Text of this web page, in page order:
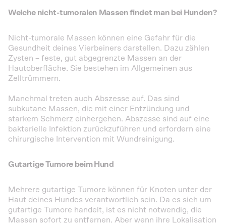
Welche nicht-tumoralen Massen findet man bei Hunden?
Nicht-tumorale Massen können eine Gefahr für die
Gesundheit deines Vierbeiners darstellen. Dazu zählen
Zysten – feste, gut abgegrenzte Massen an der
Hautoberfläche. Sie bestehen im Allgemeinen aus
Zelltrümmern.
Manchmal treten auch Abszesse auf. Das sind
subkutane Massen, die mit einer Entzündung und
starkem Schmerz einhergehen. Abszesse sind auf eine
bakterielle Infektion zurückzuführen und erfordern eine
chirurgische Intervention mit Wundreinigung.
Gutartige Tumore beim Hund
Mehrere gutartige Tumore können für Knoten unter der
Haut deines Hundes verantwortlich sein. Da es sich um
gutartige Tumore handelt, ist es nicht notwendig, die
Massen sofort zu entfernen. Aber wenn ihre Lokalisation